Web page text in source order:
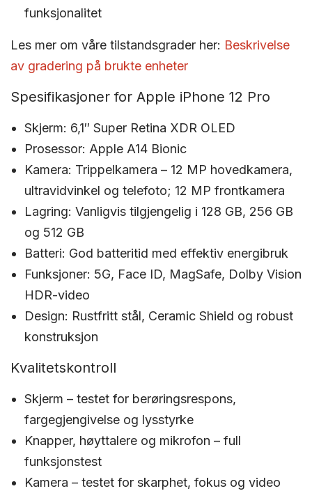
funksjonalitet
Les mer om våre tilstandsgrader her: Beskrivelse
av gradering på brukte enheter
Spesifikasjoner for Apple iPhone 12 Pro
Skjerm: 6,1″ Super Retina XDR OLED
Prosessor: Apple A14 Bionic
Kamera: Trippelkamera – 12 MP hovedkamera,
ultravidvinkel og telefoto; 12 MP frontkamera
Lagring: Vanligvis tilgjengelig i 128 GB, 256 GB
og 512 GB
Batteri: God batteritid med effektiv energibruk
Funksjoner: 5G, Face ID, MagSafe, Dolby Vision
HDR-video
Design: Rustfritt stål, Ceramic Shield og robust
konstruksjon
Kvalitetskontroll
Skjerm – testet for berøringsrespons,
fargegjengivelse og lysstyrke
Knapper, høyttalere og mikrofon – full
funksjonstest
Kamera – testet for skarphet, fokus og video